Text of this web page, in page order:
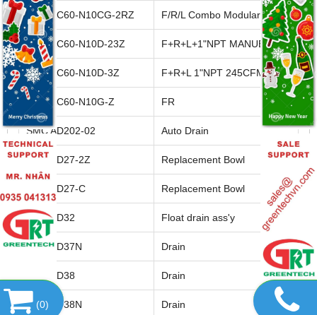
SMC AC60-N10CG-2RZ F/R/L Combo Modular
SMC AC60-N10D-23Z F+R+L+1"NPT MANUEL
SMC AC60-N10D-3Z F+R+L 1"NPT 245CFM A
SMC AC60-N10G-Z FR
SMC AD202-02 Auto Drain
SMC AD27-2Z Replacement Bowl
SMC AD27-C Replacement Bowl
SMC AD32 Float drain ass'y
SMC AD37N Drain
SMC AD38 Drain
SMC AD38N Drain
(0)